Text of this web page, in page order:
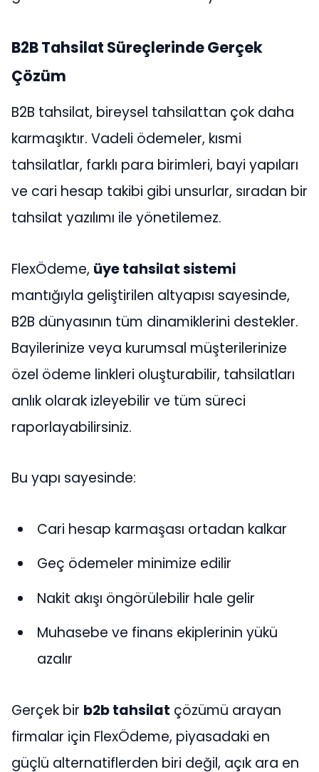
B2B Tahsilat Süreçlerinde Gerçek
Çözüm
B2B tahsilat, bireysel tahsilattan çok daha
karmaşıktır. Vadeli ödemeler, kısmi
tahsilatlar, farklı para birimleri, bayi yapıları
ve cari hesap takibi gibi unsurlar, sıradan bir
tahsilat yazılımı ile yönetilemez.
FlexÖdeme, üye tahsilat sistemi
mantığıyla geliştirilen altyapısı sayesinde,
B2B dünyasının tüm dinamiklerini destekler.
Bayilerinize veya kurumsal müşterilerinize
özel ödeme linkleri oluşturabilir, tahsilatları
anlık olarak izleyebilir ve tüm süreci
raporlayabilirsiniz.
Bu yapı sayesinde:
Cari hesap karmaşası ortadan kalkar
Geç ödemeler minimize edilir
Nakit akışı öngörülebilir hale gelir
Muhasebe ve finans ekiplerinin yükü
azalır
Gerçek bir b2b tahsilat çözümü arayan
firmalar için FlexÖdeme, piyasadaki en
güçlü alternatiflerden biri değil, açık ara en